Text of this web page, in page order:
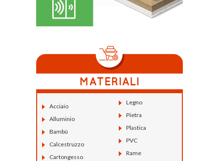
Acciaio
Alluminio
Bambù
Calcestruzzo
Cartongesso
Legno
Pietra
Plastica
PVC
Rame